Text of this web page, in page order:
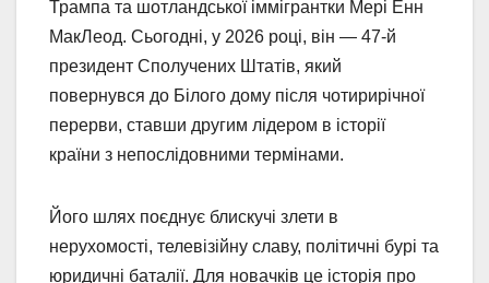
Трампа та шотландської іммігрантки Мері Енн
МакЛеод. Сьогодні, у 2026 році, він — 47-й
президент Сполучених Штатів, який
повернувся до Білого дому після чотирирічної
перерви, ставши другим лідером в історії
країни з непослідовними термінами.
Його шлях поєднує блискучі злети в
нерухомості, телевізійну славу, політичні бурі та
юридичні баталії. Для новачків це історія про